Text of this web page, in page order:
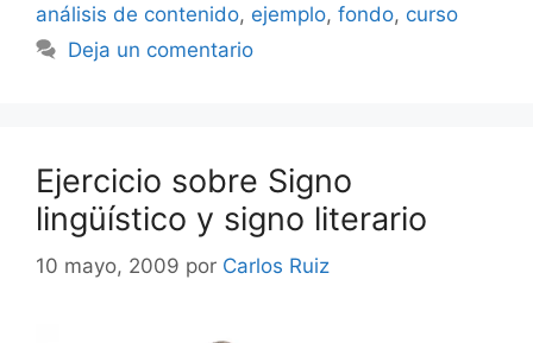
análisis de contenido, ejemplo, fondo, curso
Deja un comentario
Ejercicio sobre Signo
lingüístico y signo literario
10 mayo, 2009 por Carlos Ruiz